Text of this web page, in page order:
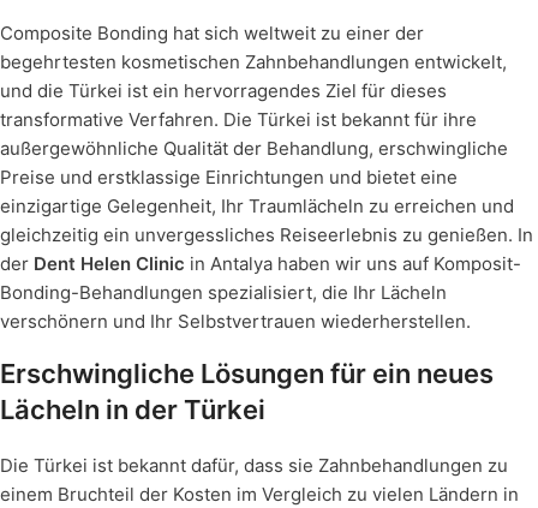
Composite Bonding hat sich weltweit zu einer der
begehrtesten kosmetischen Zahnbehandlungen entwickelt,
und die Türkei ist ein hervorragendes Ziel für dieses
transformative Verfahren. Die Türkei ist bekannt für ihre
außergewöhnliche Qualität der Behandlung, erschwingliche
Preise und erstklassige Einrichtungen und bietet eine
einzigartige Gelegenheit, Ihr Traumlächeln zu erreichen und
gleichzeitig ein unvergessliches Reiseerlebnis zu genießen. In
der Dent Helen Clinic in Antalya haben wir uns auf Komposit-
Bonding-Behandlungen spezialisiert, die Ihr Lächeln
verschönern und Ihr Selbstvertrauen wiederherstellen.
Erschwingliche Lösungen für ein neues
Lächeln in der Türkei
Die Türkei ist bekannt dafür, dass sie Zahnbehandlungen zu
einem Bruchteil der Kosten im Vergleich zu vielen Ländern in